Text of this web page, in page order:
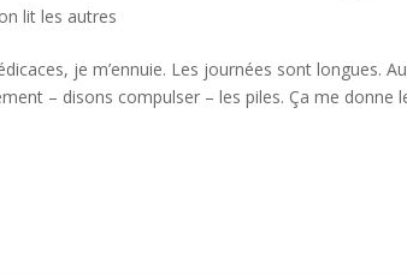
lit les autres
je m’ennuie. Les journées sont longues.
– disons compulser – les piles. Ça me donne